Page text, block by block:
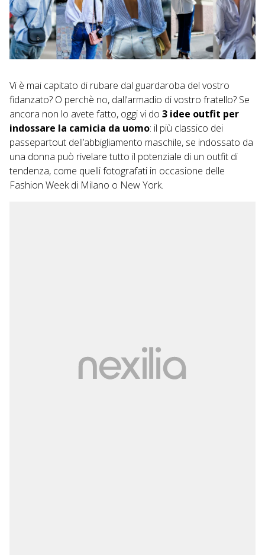
Vi è mai capitato di rubare dal guardaroba del vostro
fidanzato? O perchè no, dall’armadio di vostro fratello? Se
ancora non lo avete fatto, oggi vi do 3 idee outfit per
indossare la camicia da uomo: il più classico dei
passepartout dell’abbigliamento maschile, se indossato da
una donna può rivelare tutto il potenziale di un outfit di
tendenza, come quelli fotografati in occasione delle
Fashion Week di Milano o New York.